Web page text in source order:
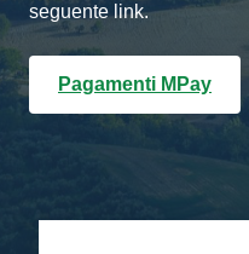
seguente link.
Pagamenti MPay